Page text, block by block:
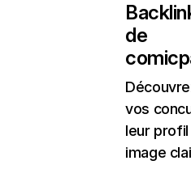
de
vos
leur
image